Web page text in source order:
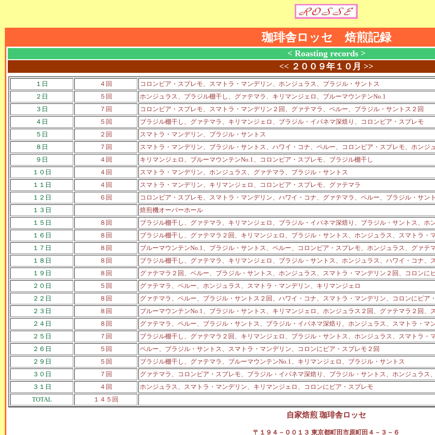
珈琲舎ロッセ 焙煎記録
< Roasting records >
<< ２００９年１０月 >>
１日 ４回
コロンビア・スプレモ、スマトラ・マンデリン、ホンジュラス、ブラジル・サントス
２日
５回
ホンジュラス、ブラジル棚干し、グァテマラ、キリマンジェロ、ブルーマウンテンNo.1
３日
７回
コロンビア・スプレモ、スマトラ・マンデリン２回、グァテマラ、ペルー、ブラジル・サントス２回
４日
５回
ブラジル棚干し、グァテマラ、キリマンジェロ、ブラジル・イパネマ深焙り、コロンビア・スプレモ
５日
２回
スマトラ・マンデリン、ブラジル・サントス
８日
７回
スマトラ・マンデリン、ブラジル・サントス、ハワイ・コナ、ペルー、コロンビア・スプレモ、ホンジ
９日
４回
キリマンジェロ、ブルーマウンテンNo.1、コロンビア・スプレモ、ブラジル棚干し
１０日
４回
スマトラ・マンデリン、ホンジュラス、グァテマラ、ブラジル・サントス
１１日
４回
スマトラ・マンデリン、キリマンジェロ、コロンビア・スプレモ、グァテマラ
１２日
６回
コロンビア・スプレモ、スマトラ・マンデリン、ハワイ・コナ、グァテマラ、ペルー、ブラジル・サン
１３日
焙煎機オーバーホール
１５日
８回
ブラジル棚干し、グァテマラ、キリマンジェロ、ブラジル・イパネマ深焙り、ブラジル・サントス、ホ
１６日
８回
ブラジル棚干し、グァテマラ２回、キリマンジェロ、ブラジル・サントス、ホンジュラス、スマトラ・
１７日
８回
ブルーマウンテンNo.1、ブラジル・サントス、ペルー、コロンビア・スプレモ、ホンジュラス、グァテ
１８日
８回
ブラジル棚干し、グァテマラ、キリマンジェロ、ブラジル・サントス、ホンジュラス、ハワイ・コナ、
１９日
８回
グァテマラ２回、ペルー、ブラジル・サントス、ホンジュラス、スマトラ・マンデリン２回、コロンに
２０日
５回
グァテマラ、ペルー、ホンジュラス、スマトラ・マンデリン、キリマンジェロ
２２日
８回
グァテマラ、ペルー、ブラジル・サントス２回、ハワイ・コナ、スマトラ・マンデリン、コロンにビア
２３日
８回
ブルーマウンテンNo.1、ブラジル・サントス、キリマンジェロ、ホンジュラス２回、グァテマラ２回、
２４日
８回
グァテマラ、ペルー、ブラジル・サントス、ブラジル・イパネマ深焙り、ホンジュラス、スマトラ・マ
２５日
７回
ブラジル棚干し、グァテマラ２回、キリマンジェロ、ブラジル・サントス、ホンジュラス、スマトラ・
２６日
５回
ペルー、ブラジル・サントス、スマトラ・マンデリン、コロンにビア・スプレモ２回
２９日
５回
ブラジル棚干し、グァテマラ、ブルーマウンテンNo.1、キリマンジェロ、ブラジル・サントス
３０日
７回
グァテマラ、コロンビア・スプレモ、ブラジル・イパネマ深焙り、ブラジル・サントス、ホンジュラス
３１日
４回
ホンジュラス、スマトラ・マンデリン、キリマンジェロ、コロンにビア・スプレモ
TOTAL
１４５回
自家焙煎 珈琲舎ロッセ
〒１９４－００１３ 東京都町田市原町田４－３－６